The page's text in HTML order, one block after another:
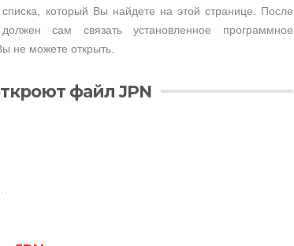
который Вы найдете на этой странице. После
сам связать установленное программное
не можете открыть.
файл JPN